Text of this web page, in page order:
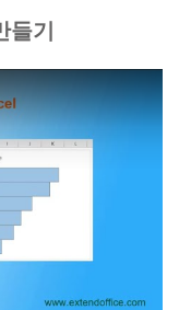
들기